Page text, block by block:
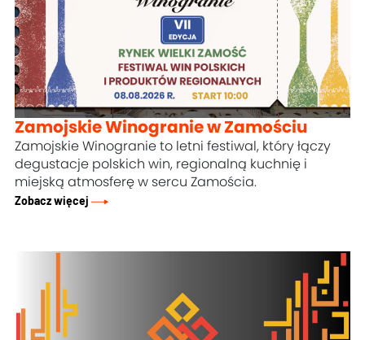
Zamojskie Winogranie w Zamościu
Zamojskie Winogranie to letni festiwal, który łączy
degustacje polskich win, regionalną kuchnię i
miejską atmosferę w sercuZamościa.
Zobacz więcej